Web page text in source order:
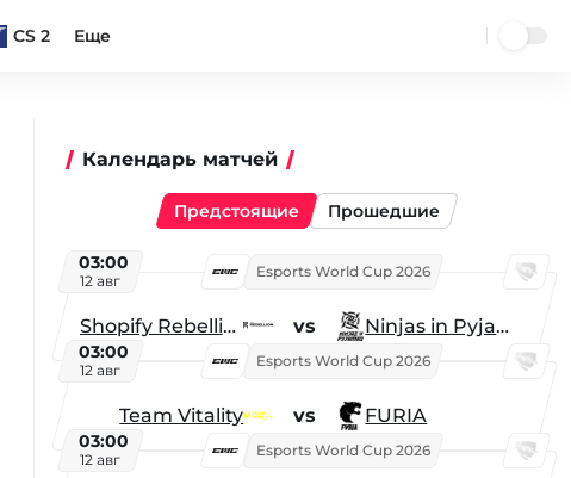
CS 2 Еще
Календарь матчей
Предстоящие Прошедшие
03:00
12 авг
Esports World Cup 2026
Shopify Rebellion vs Ninjas in Pyjamas
03:00
12 авг
Esports World Cup 2026
Team Vitality vs FURIA
03:00
12 авг
Esports World Cup 2026